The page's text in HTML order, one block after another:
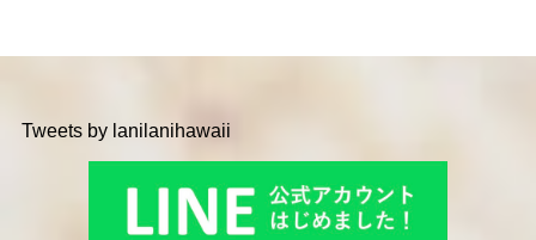
Tweets by lanilanihawaii